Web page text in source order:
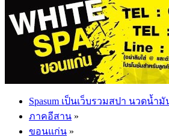
Spasum เป็นเว็บรวมสปา นวดน้
ภาคอีสาน »
ขอนแก่น »